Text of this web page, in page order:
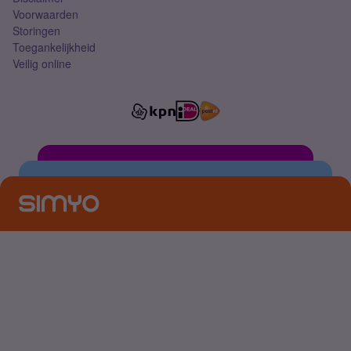
Voorwaarden
Storingen
Toegankelijkheid
Veilig online